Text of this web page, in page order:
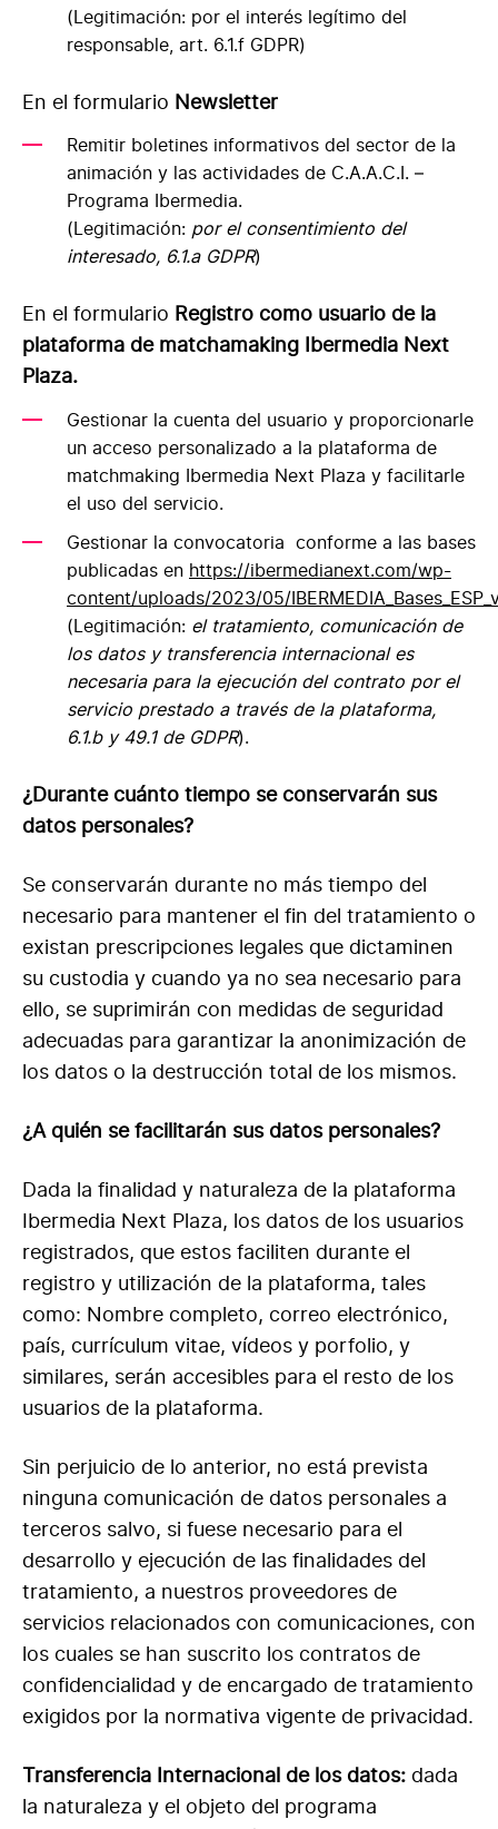
(Legitimación: por el interés legítimo del
responsable, art. 6.1.f GDPR)
En el formulario Newsletter
Remitir boletines informativos del sector de la
animación y las actividades de C.A.A.C.I. –
Programa Ibermedia.
(Legitimación: por el consentimiento del
interesado, 6.1.a GDPR)
En el formulario Registro como usuario de la
plataforma de matchamaking Ibermedia Next
Plaza.
Gestionar la cuenta del usuario y proporcionarle
un acceso personalizado a la plataforma de
matchmaking Ibermedia Next Plaza y facilitarle
el uso del servicio.
Gestionar la convocatoria conforme a las bases
publicadas en https://ibermedianext.com/wp-
content/uploads/2023/05/
(Legitimación: el tratamiento, comunicación de
los datos y transferencia internacional es
necesaria para la ejecución del contrato por el
servicio prestado a través de la plataforma,
6.1.b y 49.1 de GDPR).
¿Durante cuánto tiempo se conservarán sus
datos personales?
Se conservarán durante no más tiempo del
necesario para mantener el fin del tratamiento o
existan prescripciones legales que dictaminen
su custodia y cuando ya no sea necesario para
ello, se suprimirán con medidas de seguridad
adecuadas para garantizar la anonimización de
los datos o la destrucción total de los mismos.
¿A quién se facilitarán sus datos personales?
Dada la finalidad y naturaleza de la plataforma
Ibermedia Next Plaza, los datos de los usuarios
registrados, que estos faciliten durante el
registro y utilización de la plataforma, tales
como: Nombre completo, correo electrónico,
país, currículum vitae, vídeos y porfolio, y
similares, serán accesibles para el resto de los
usuarios de la plataforma.
Sin perjuicio de lo anterior, no está prevista
ninguna comunicación de datos personales a
terceros salvo, si fuese necesario para el
desarrollo y ejecución de las finalidades del
tratamiento, a nuestros proveedores de
servicios relacionados con comunicaciones, con
los cuales se han suscrito los contratos de
confidencialidad y de encargado de tratamiento
exigidos por la normativa vigente de privacidad.
Transferencia Internacional de los datos: dada
la naturaleza y el objeto del programa